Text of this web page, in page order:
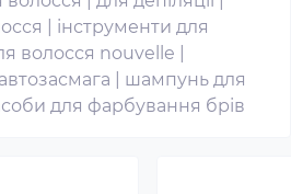
інструменти для
волосся nouvelle
автозасмага
шампунь для
для фарбування брів